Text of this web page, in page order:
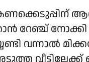
നോക്കി
വന്നാൽ